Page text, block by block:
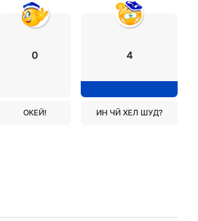
0
ОКЕЙ!
4
ИН ЧӢ ХЕЛ ШУД?